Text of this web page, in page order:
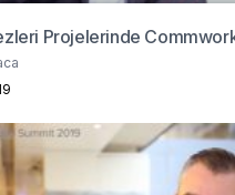
Projelerinde